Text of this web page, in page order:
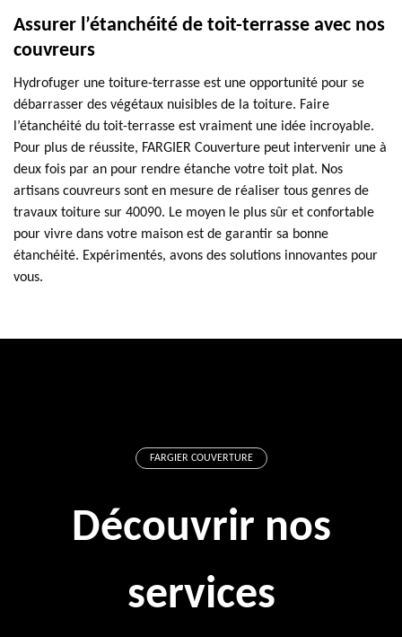
Assurer l’étanchéité de toit-terrasse avec nos
couvreurs
Hydrofuger une toiture-terrasse est une opportunité pour se
débarrasser des végétaux nuisibles de la toiture. Faire
l’étanchéité du toit-terrasse est vraiment une idée incroyable.
Pour plus de réussite, FARGIER Couverture peut intervenir une à
deux fois par an pour rendre étanche votre toit plat. Nos
artisans couvreurs sont en mesure de réaliser tous genres de
travaux toiture sur 40090. Le moyen le plus sûr et confortable
pour vivre dans votre maison est de garantir sa bonne
étanchéité. Expérimentés, avons des solutions innovantes pour
vous.
FARGIER COUVERTURE
Découvrir nos
services